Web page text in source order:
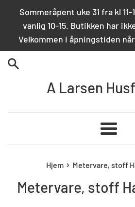
Sommeråpent uke 31 fra kl
vanlig 10-15. Butikken har
Velkommen i åpningstiden
A Larsen
Meny
Hjem › Metervare, stoff
Metervare, stoff